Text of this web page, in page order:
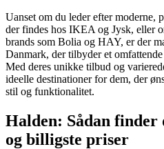
Uanset om du leder efter moderne,
der findes hos IKEA og Jysk, eller
brands som Bolia og HAY, er der
Danmark, der tilbyder et
Med deres unikke tilbud og
ideelle destinationer for dem, der
stil og funktionalitet.
Halden: Sådan finder
og billigste priser